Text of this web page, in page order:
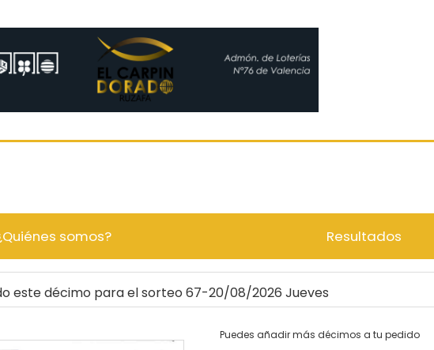
somos? Resultados
este décimo para el sorteo 67-20/08/2026 Jueves
Puedes añadir más décimos a tu pedido